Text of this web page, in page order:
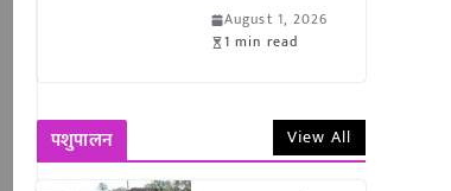
August 1, 2026
1 min read
पशुपालन View All